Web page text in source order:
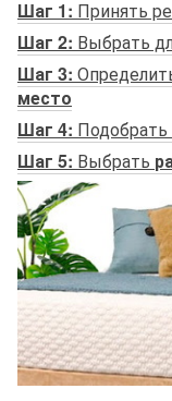
Шаг 1: Принять
Шаг 2: Выбрать
Шаг 3:
место
Шаг 4:
Шаг 5: Выбрать